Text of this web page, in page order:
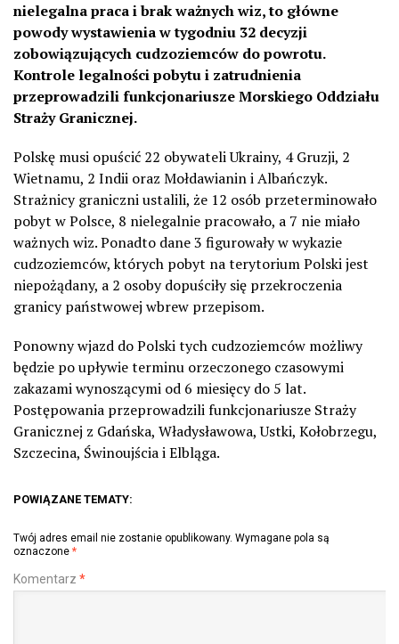
nielegalna praca i brak ważnych wiz, to główne
powody wystawienia w tygodniu 32 decyzji
zobowiązujących cudzoziemców do powrotu.
Kontrole legalności pobytu i zatrudnienia
przeprowadzili funkcjonariusze Morskiego Oddziału
Straży Granicznej.
Polskę musi opuścić 22 obywateli Ukrainy, 4 Gruzji, 2
Wietnamu, 2 Indii oraz Mołdawianin i Albańczyk.
Strażnicy graniczni ustalili, że 12 osób przeterminowało
pobyt w Polsce, 8 nielegalnie pracowało, a 7 nie miało
ważnych wiz. Ponadto dane 3 figurowały w wykazie
cudzoziemców, których pobyt na terytorium Polski jest
niepożądany, a 2 osoby dopuściły się przekroczenia
granicy państwowej wbrew przepisom.
Ponowny wjazd do Polski tych cudzoziemców możliwy
będzie po upływie terminu orzeczonego czasowymi
zakazami wynoszącymi od 6 miesięcy do 5 lat.
Postępowania przeprowadzili funkcjonariusze Straży
Granicznej z Gdańska, Władysławowa, Ustki, Kołobrzegu,
Szczecina, Świnoujścia i Elbląga.
POWIĄZANE TEMATY:
Twój adres email nie zostanie opublikowany. Wymagane pola są
oznaczone *
Komentarz *